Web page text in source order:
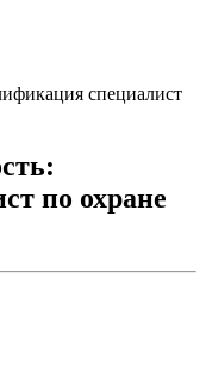
специалист
по охране